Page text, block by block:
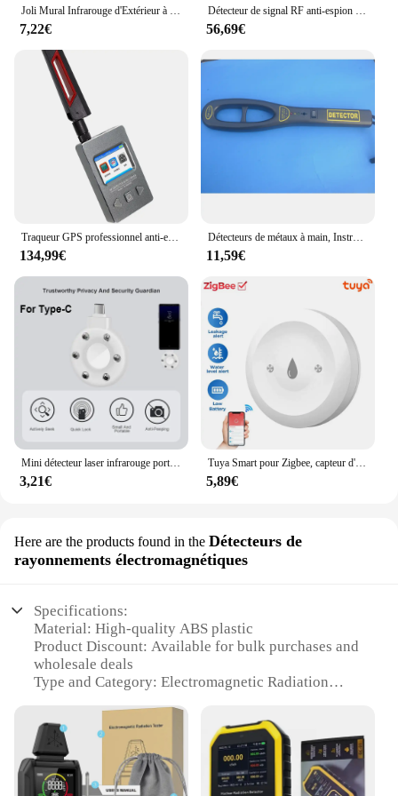
7,22€ 56,69€
134,99€
Détecteurs de métaux à main, Instrument de sécurité rebondissant, Scanner de haute sensibilité
11,59€
Mini détecteur laser infrarouge portable sans fil, micro caméra, EAU, anti-espion, dispositif anti-candidat pour les voyages
3,21€
Tuya Smart pour Zigbee, capteur d'eau, détecteur de fuite d'eau d'inondation, application de surveillance à distance, prise en charge de l'assistant domestique Zigbee2mqtt
5,89€
Here are the products found in the Détecteurs de
rayonnements électromagnétiques
Specifications:
Material: High-quality ABS plastic
Product Discount: Available for bulk purchases and
wholesale deals
Type and Category: Electromagnetic Radiation
Design and Style: Sleek, compact design with easy-
to-read LCD display
Usage and Purpose: Detects harmful levels of
carbon monoxide and electromagnetic radiation
Typical Adaptive Scenario: Ideal for home, office,